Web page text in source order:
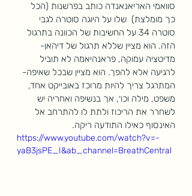
סוואמי האריאנאנדה כותב בפרשנות (הכל
כך מומלצת)  שלו על היוגה סוטרה לגבי
סוטרה 34 על החשיבות של הכוונה בתרגול
הזה. הוא מציין שללא תרגול של דיהאן-
מדיטציה עמוקה, פראנהיאמה לא תוביל
לרגיעה אלא להפך. הוא מציין שבכל שאיפה-
המתרגל צריך להיות מרוכז באובייקט אחד,
משפט, מילה וכו׳, אך בנשיפה ואחריה יש
לשחרר את הריכוז ולתת לו להתרחב אל
האינסוף כאילו התודעה ריקה.
https://www.youtube.com/watch?v=-
yaB3jsPE_I&ab_channel=BreathCentral